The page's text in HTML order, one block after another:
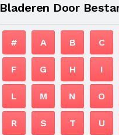
Bladeren Door
# A B C
F G H I
L M N O
R S T U